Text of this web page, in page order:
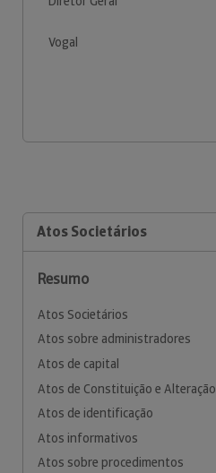
Vogal
Atos Societários
Resumo
Atos Societários
Atos sobre administradores
Atos de capital
Atos de Constituição e Alteração
Atos de identificação
Atos informativos
Atos sobre procedimentos